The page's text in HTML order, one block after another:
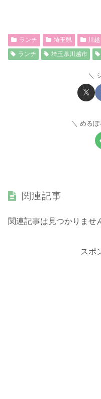
ランチ 埼玉県 川
ランチ
埼玉県川越市
めるぽ
関連記事
関連記事は見つかりませ
スポ